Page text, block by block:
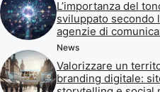
L’importanza del
sviluppato secondo
agenzie di
News
Valorizzare un
branding digitale: